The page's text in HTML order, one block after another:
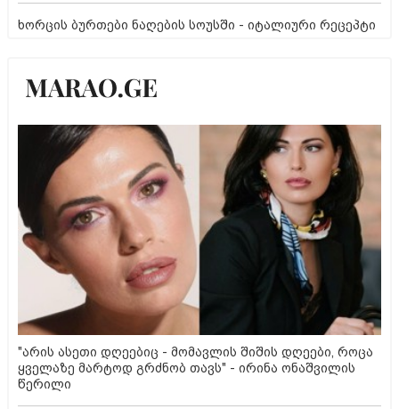
ხორცის ბურთები ნაღების სოუსში - იტალიური რეცეპტი
"არის ასეთი დღეებიც - მომავლის შიშის დღეები, როცა
ყველაზე მარტოდ გრძნობ თავს" - ირინა ონაშვილის
წერილი